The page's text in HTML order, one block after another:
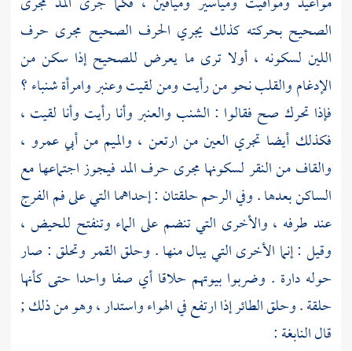
الصحيح بحركته كذلك يجري الحرف الصحيح مجرى حرف
اللين لسكونه ، أولا ترى ما يعرض للصحيح إذا سكن من
الإدغام والقلب نحو من رأيت ومن لقيت وعنبر وامرأة شنباء ؟
فإذا تحرك صح فقالوا : الشنب والعنبر وأنا رأيت وأنا لقيت ،
فكذلك أيضا تجري العين من ارتعن ، والميم من أبي عمرو ،
والقاف من النقر لسكونها مجرى حرف المد فيجوز اجتماعها مع
الساكن بعدها . وفي الرحم حلقتان : إحداهما التي على فم الفرج
عند طرفه ، والأخرى التي تنضم على الماء وتنفتح للحيض ،
وقيل : إنما الأخرى التي يبال منها . وحلق القمر وتحلق : صار
حوله دارة . وضربوا بيوتهم حلاقا أي صفا واحدا حتى كأنها
حلقة . وحلق الطائر إذا ارتفع في الهواء واستدار ، وهو من ذلك ;
قالالنابغة: